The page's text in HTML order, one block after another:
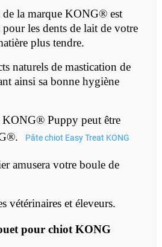
la marque KONG® est
les dents de lait de votre
plus tendre.
naturels de mastication de
ainsi sa bonne hygiène
KONG® Puppy peut être
Pâte chiot Easy Treat KONG
amusera votre boule de
vétérinaires et éleveurs.
pour chiotKONG